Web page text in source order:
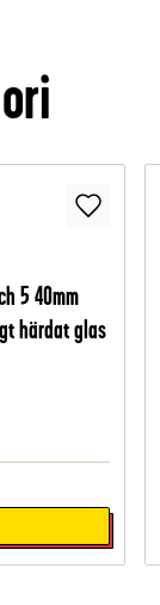
5 40mm
härdat glas